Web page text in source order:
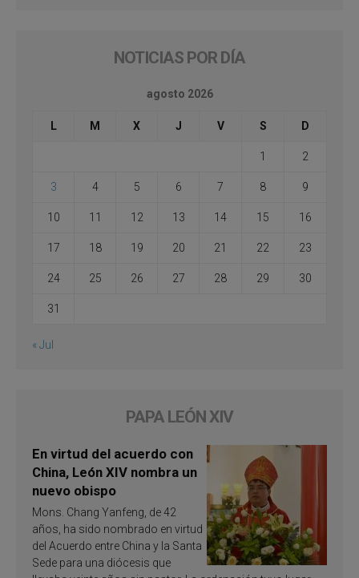
NOTICIAS POR DÍA
agosto 2026
L M X J V S D
1 2
3 4 5 6 7 8 9
10 11 12 13 14 15 16
17 18 19 20 21 22 23
24 25 26 27 28 29 30
31
« Jul
PAPA LEÓN XIV
En virtud del acuerdo con
China, León XIV nombra un
nuevo obispo
Mons. Chang Yanfeng, de 42
años, ha sido nombrado en virtud
del Acuerdo entre China y la Santa
Sede para una diócesis que